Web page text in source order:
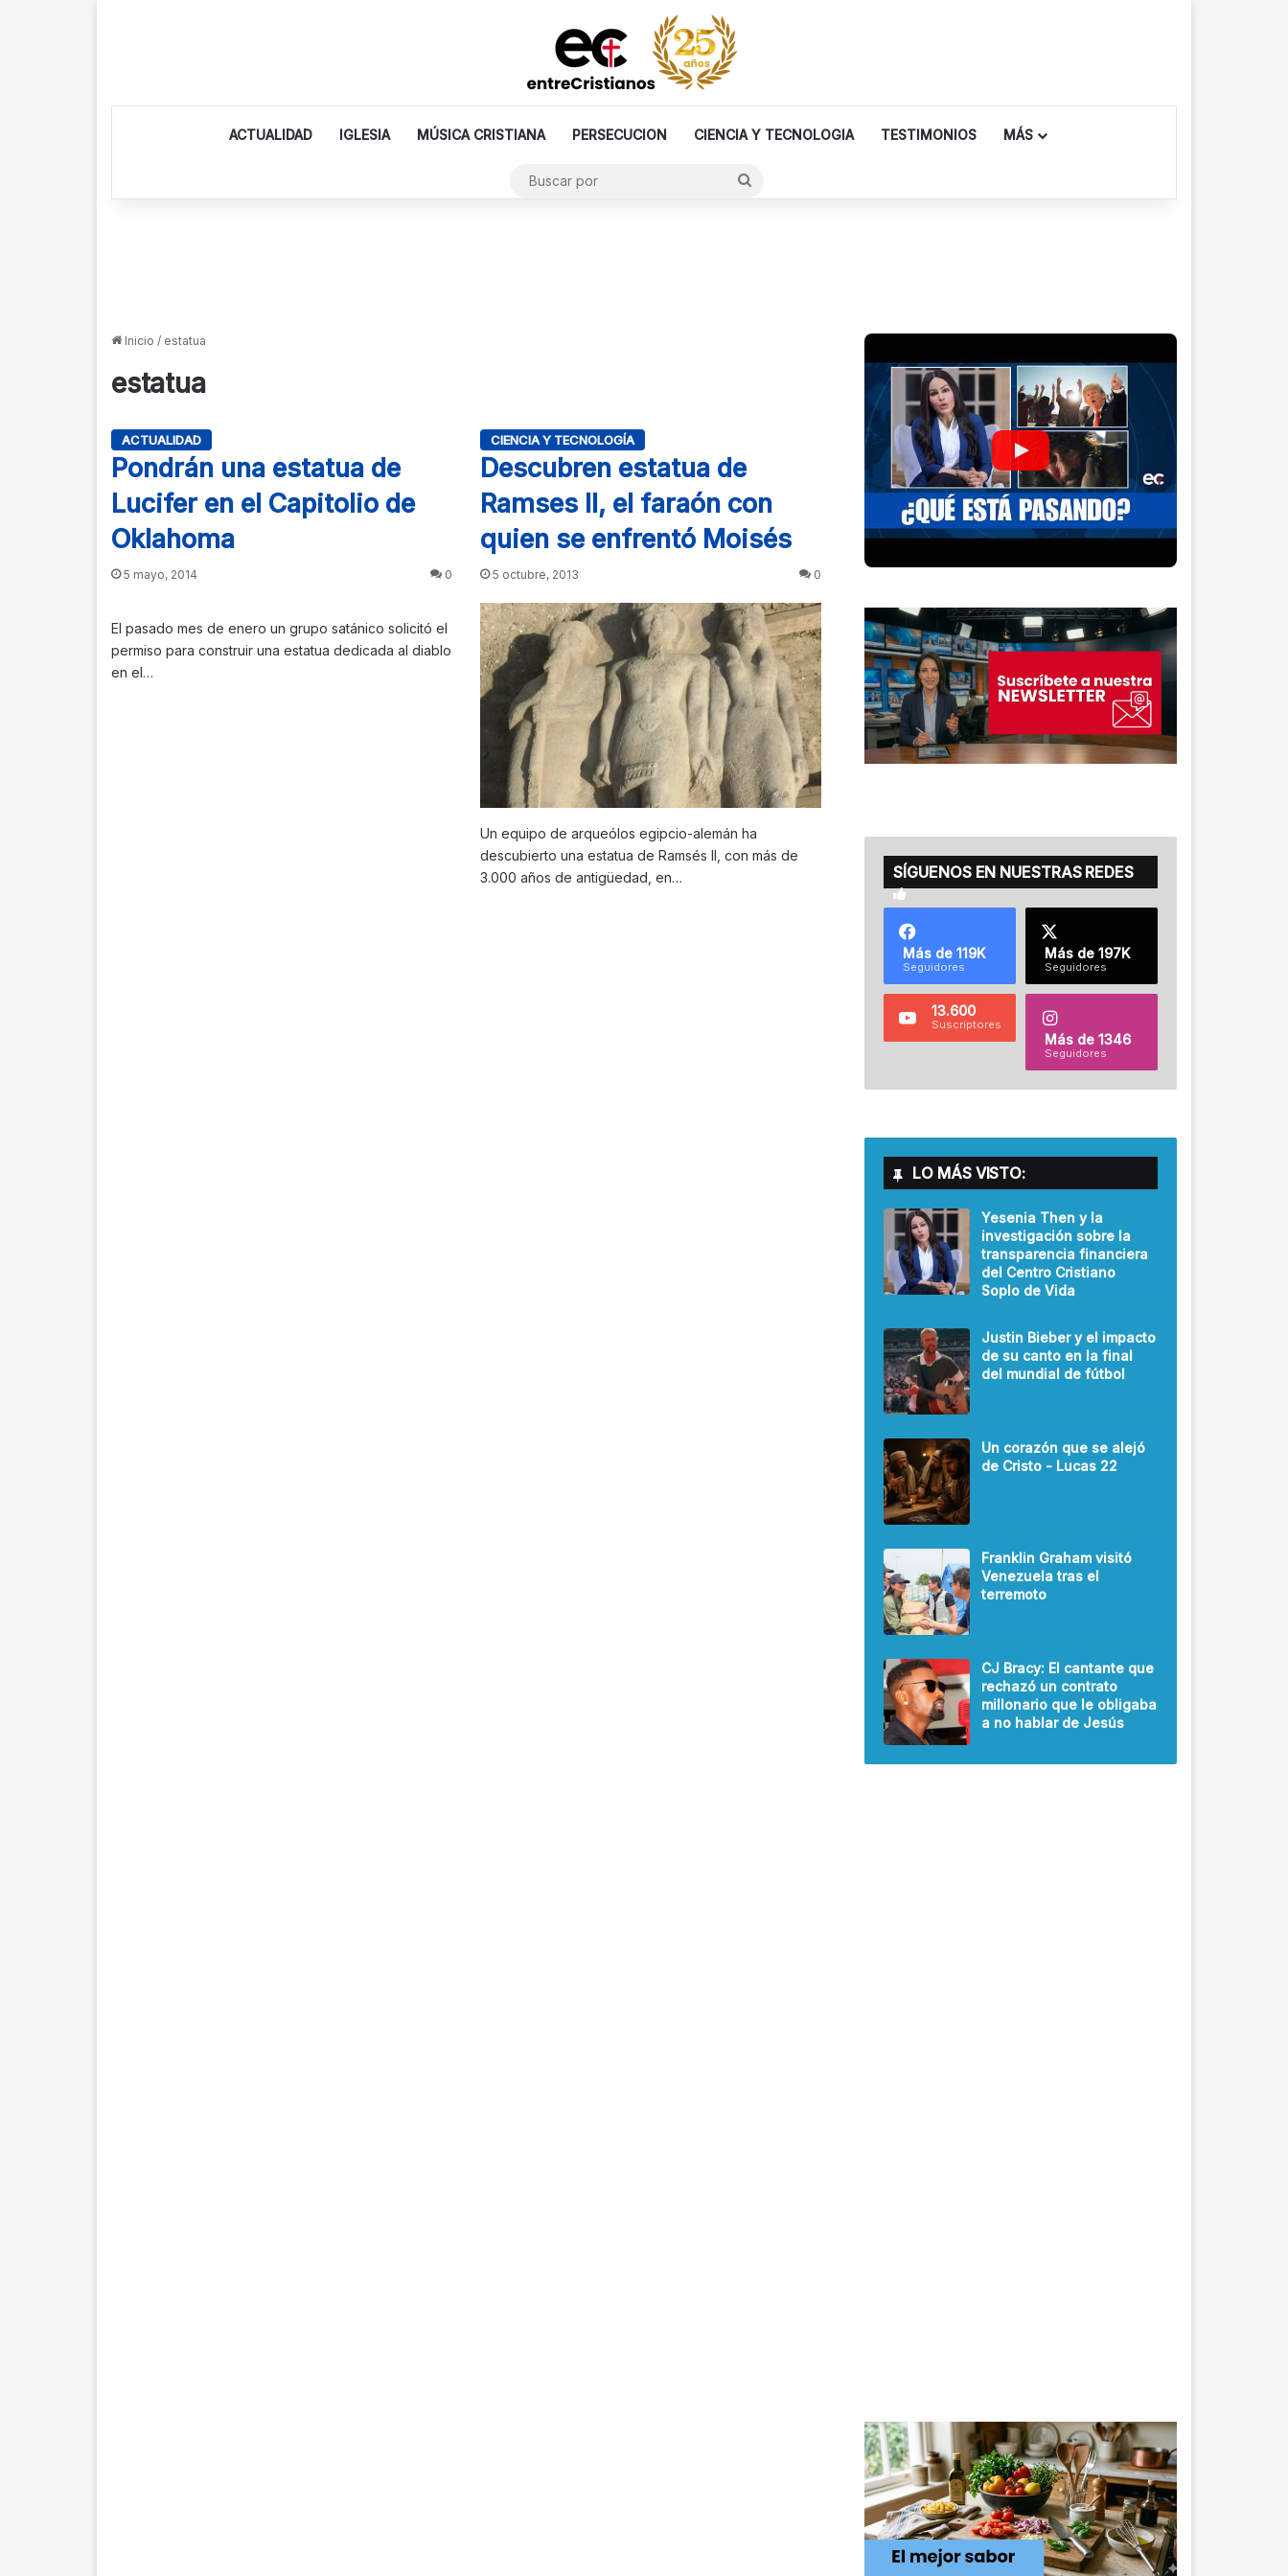
ACTUALIDAD IGLESIA MÚSICA CRISTIANA PERSECUCION CIENCIA Y TECNOLOGIA TESTIMONIOS MÁS
Inicio / estatua
estatua
ACTUALIDAD
Pondrán una estatua de
Lucifer en el Capitolio de
Oklahoma
5 mayo, 2014 0
El pasado mes de enero un grupo satánico solicitó el
permiso para construir una estatua dedicada al diablo
en el…
CIENCIA Y TECNOLOGÍA
Descubren estatua de
Ramses II, el faraón con
quien se enfrentó Moisés
5 octubre, 2013 0
Un equipo de arqueólos egipcio-alemán ha
descubierto una estatua de Ramsés II, con más de
3.000 años de antigüedad, en…
SÍGUENOS EN NUESTRAS REDES
Más de 119K
Seguidores
Más de 197K
Seguidores
13.600
Suscriptores
Más de 1346
Seguidores
LO MÁS VISTO:
Yesenia Then y la
investigación sobre la
transparencia financiera
del Centro Cristiano
Soplo de Vida
Justin Bieber y el impacto
de su canto en la final
del mundial de fútbol
Un corazón que se alejó
de Cristo - Lucas 22
Franklin Graham visitó
Venezuela tras el
terremoto
CJ Bracy: El cantante que
rechazó un contrato
millonario que le obligaba
a no hablar de Jesús